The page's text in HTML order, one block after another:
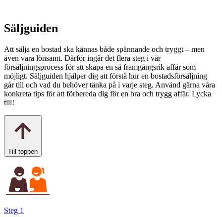
Säljguiden
Att sälja en bostad ska kännas både spännande och tryggt – men
även vara lönsamt. Därför ingår det flera steg i vår
försäljningsprocess för att skapa en så framgångsrik affär som
möjligt. Säljguiden hjälper dig att förstå hur en bostadsförsäljning
går till och vad du behöver tänka på i varje steg. Använd gärna våra
konkreta tips för att förbereda dig för en bra och trygg affär. Lycka
till!
Till toppen
Steg 1